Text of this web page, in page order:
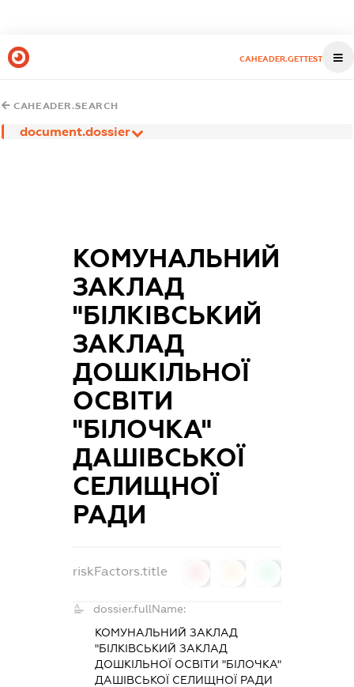
CAHEADER.GETTEST
CAHEADER.SEARCH
document.dossier
КОМУНАЛЬНИЙ
ЗАКЛАД
"БІЛКІВСЬКИЙ
ЗАКЛАД
ДОШКІЛЬНОЇ
ОСВІТИ
"БІЛОЧКА"
ДАШІВСЬКОЇ
СЕЛИЩНОЇ
РАДИ
riskFactors.title
dossier.fullName:
КОМУНАЛЬНИЙ ЗАКЛАД
"БІЛКІВСЬКИЙ ЗАКЛАД
ДОШКІЛЬНОЇ ОСВІТИ "БІЛОЧКА"
ДАШІВСЬКОЇ СЕЛИЩНОЇ РАДИ